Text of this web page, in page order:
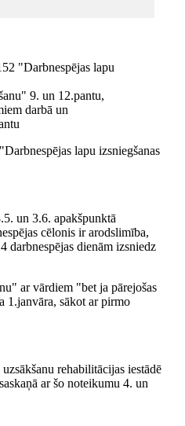
"Darbnespējas lapu
9. un 12.pantu,
darbā un
lapu izsniegšanas
un 3.6. apakšpunktā
cēlonis ir arodslimība,
darbnespējas dienām izsniedz
ar vārdiem "bet ja pārejošas
1.janvāra, sākot ar pirmo
rehabilitācijas iestādē
ar šo noteikumu 4. un